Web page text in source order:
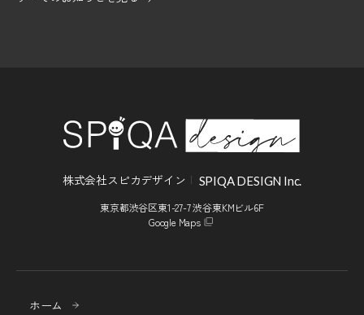
株式会社スピカデザイン SPIQA DESIGN Inc.
東京都渋谷区東1-27-7 渋谷東KMビル6F
Google Maps
ホーム